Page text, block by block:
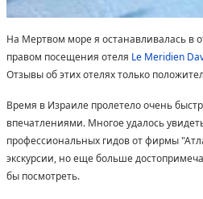
На Мертвом море я останавливалась в
правом посещения отеля Le Meridien
Отзывы об этих отелях только
Время в Израиле пролетело очень
впечатлениями. Многое удалось
профессиональных гидов от фирмы
экскурсии, но еще больше
бы посмотреть.